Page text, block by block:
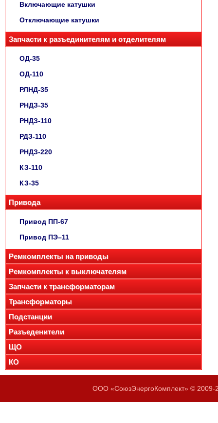
Включающие катушки
Отключающие катушки
Запчасти к разъединителям и отделителям
ОД-35
ОД-110
РЛНД-35
РНДЗ-35
РНДЗ-110
РДЗ-110
РНДЗ-220
КЗ-110
КЗ-35
Привода
Привод ПП-67
Привод ПЭ–11
Ремкомплекты на приводы
Ремкомплекты к выключателям
Запчасти к трансформаторам
Трансформаторы
Подстанции
Разъеденители
ЩО
КО
ООО «СоюзЭнергоКомплект» © 2009-